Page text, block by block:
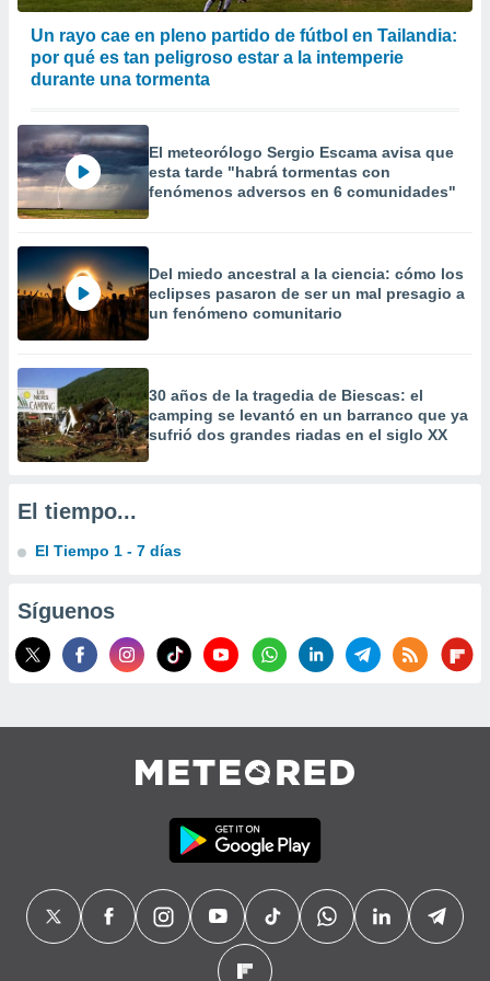
crear un
contenido
medir el
de la
el
del
de
o a través
de
de
de
uso de
con el
e
de
Un rayo cae en pleno partido de fútbol en Tailandia:
por qué es tan peligroso estar a la intemperie
durante una tormenta
El meteorólogo Sergio Escama avisa que
esta tarde "habrá tormentas con
fenómenos adversos en 6 comunidades"
Del miedo ancestral a la ciencia: cómo los
eclipses pasaron de ser un mal presagio a
un fenómeno comunitario
30 años de la tragedia de Biescas: el
camping se levantó en un barranco que ya
sufrió dos grandes riadas en el siglo XX
El tiempo...
El Tiempo 1 - 7 días
Síguenos